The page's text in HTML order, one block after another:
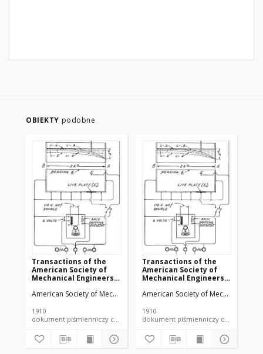
OBIEKTY podobne
Transactions of the
American Society of
Mechanical Engineers
American Society of Mechanical Engineers
1910
dokument piśmienniczy czasopismo
Transactions of the
American Society of
Mechanical Engineers
American Society of Mechanical
1910
dokument piśmienniczy czasopismo